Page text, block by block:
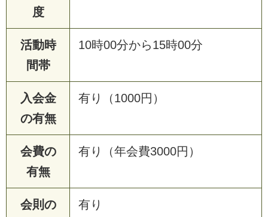
度
活動時
間帯
10時00分から15時00分
入会金
の有無
有り（1000円）
会費の
有無
有り（年会費3000円）
会則の
有り